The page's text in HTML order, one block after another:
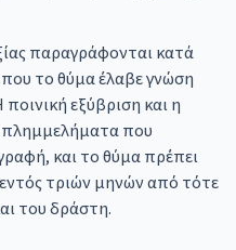
παραγράφονται κατά
το θύμα έλαβε γνώση
εξύβριση και η
πλημμελήματα που
και το θύμα πρέπει
τριών μηνών από τότε
του δράστη.